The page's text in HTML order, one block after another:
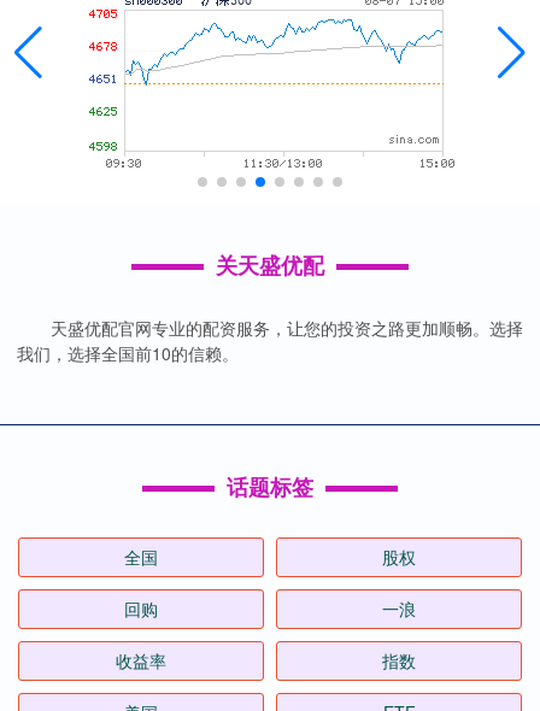
关天盛优配
天盛优配官网专业的配资服务，让您的投资之路更加顺畅。选择
我们，选择全国前10的信赖。
话题标签
全国 股权
回购 一浪
收益率 指数